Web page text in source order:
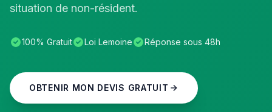
situation de non-résident.
100% Gratuit Loi Lemoine Réponse sous 48h
OBTENIR MON DEVIS GRATUIT